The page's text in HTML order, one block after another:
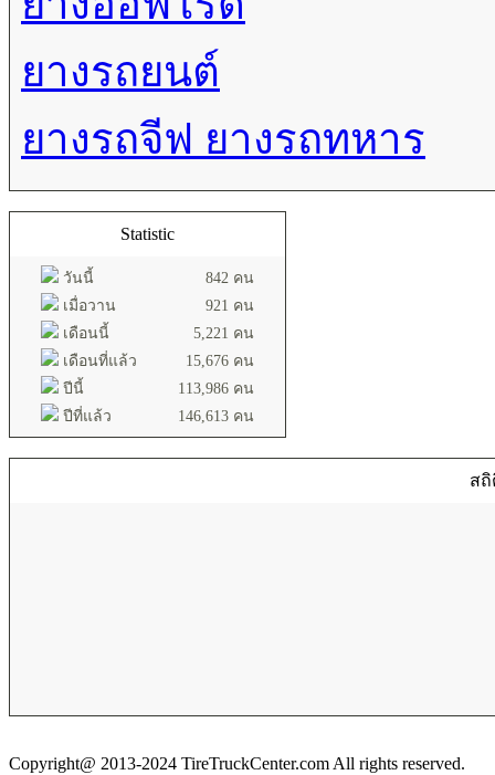
ยางรถยนต์
ยางรถจีฟ ยางรถทหาร
Statistic
วันนี้
842 คน
เมื่อวาน
921 คน
เดือนนี้
5,221 คน
เดือนที่แล้ว
15,676 คน
ปีนี้
113,986 คน
ปีที่แล้ว
146,613 คน
สถิ
Copyright@ 2013-2024 TireTruckCenter.com All rights reserved.